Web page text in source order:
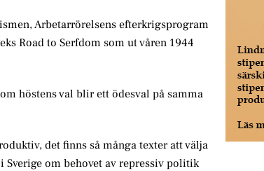
Arbetarrörelsens efterkrigsprogram
Road to Serfdom som ut våren 1944
höstens val blir ett ödesval på samma
det finns så många texter att välja
Sverige om behovet av repressiv politik